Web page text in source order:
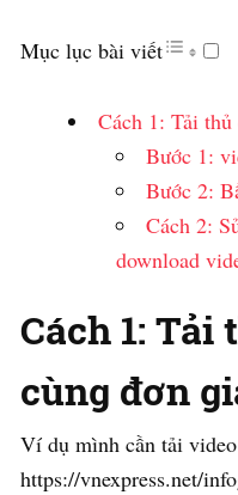
Mục lục bài viết
Cách 1: Tải
Bước 1:
Bước 2:
Cách 2:
download
Cách 1: Tải
cùng đơn
Ví dụ mình cần tải
https://vnexpress.net/